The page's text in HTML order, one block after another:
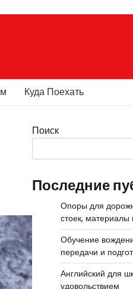
Куда Поехать
Поиск
Последние
Опоры для
стоек,
Обучение
передачи и
Английский для
удовольствием